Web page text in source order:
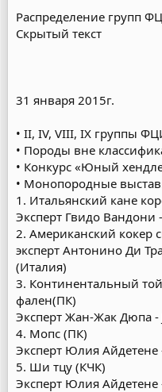
Распределение групп
Скрытый текст
31 января 2015г.
• II, IV, VIII, IX группы
• Породы вне
• Конкурс «Юный
• Монопородные
1. Итальянский кане
Эксперт Гвидо Вандони
2. Американский кокер
эксперт Антонино Ди
(Италия)
3. Континентальный
фален(ПК)
Эксперт Жан-Жак Дюпа -
4. Мопс (ПК)
Эксперт Юлия Айдетене
5. Ши тцу (КЧК)
Эксперт Юлия Айдетене